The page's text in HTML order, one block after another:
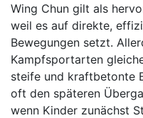
Wing Chun gilt als
weil es auf direkte,
Bewegungen setzt.
Kampfsportarten
steife und kraftbetonte
oft den späteren
wenn Kinder zunächst